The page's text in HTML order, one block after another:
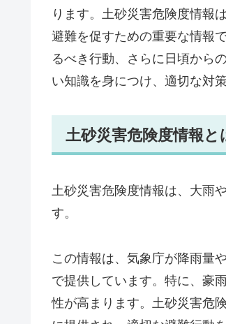
ります。土砂災害危険度情報
避難を促すための重要な情報
るべき行動、さらに日頃から
い知識を身につけ、適切な対
土砂災害危険度情報と
土砂災害危険度情報は、大雨
す。
この情報は、気象庁が降雨量
で提供しています。特に、豪
性が高まります。土砂災害危